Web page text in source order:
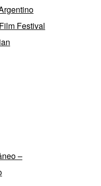
Festival
–